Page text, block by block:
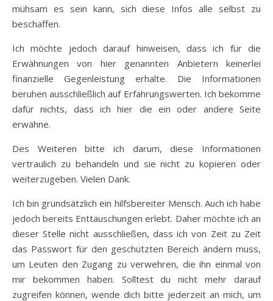
mühsam es sein kann, sich diese Infos alle selbst zu
beschaffen.
Ich möchte jedoch darauf hinweisen, dass ich für die
Erwähnungen von hier genannten Anbietern keinerlei
finanzielle Gegenleistung erhalte. Die Informationen
beruhen ausschließlich auf Erfahrungswerten. Ich bekomme
dafür nichts, dass ich hier die ein oder andere Seite
erwähne.
Des Weiteren bitte ich darum, diese Informationen
vertraulich zu behandeln und sie nicht zu kopieren oder
weiterzugeben. Vielen Dank.
Ich bin grundsätzlich ein hilfsbereiter Mensch. Auch ich habe
jedoch bereits Enttäuschungen erlebt. Daher möchte ich an
dieser Stelle nicht ausschließen, dass ich von Zeit zu Zeit
das Passwort für den geschützten Bereich ändern muss,
um Leuten den Zugang zu verwehren, die ihn einmal von
mir bekommen haben. Solltest du nicht mehr darauf
zugreifen können, wende dich bitte jederzeit an mich, um